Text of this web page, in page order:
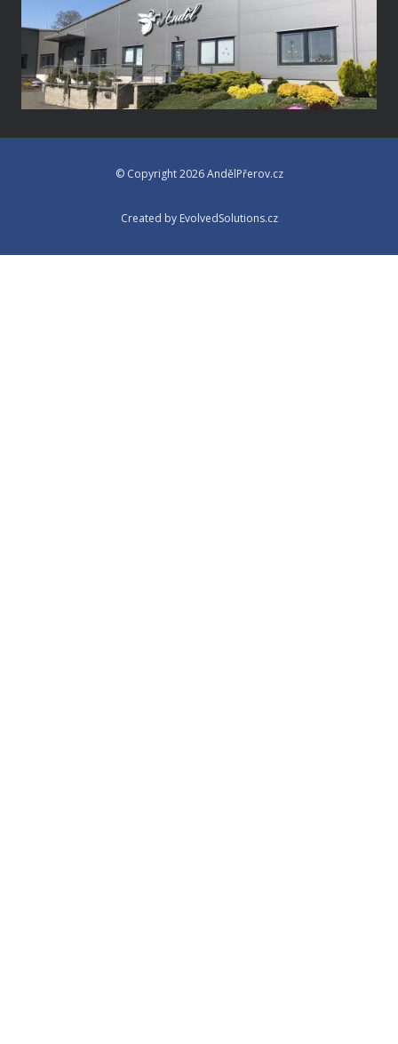
© Copyright 2026 AndělPřerov.cz
Created by EvolvedSolutions.cz